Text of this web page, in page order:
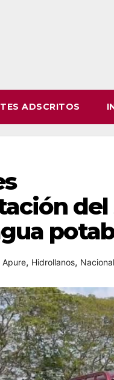
ADSCRITOS
Apure, Hidrollanos,